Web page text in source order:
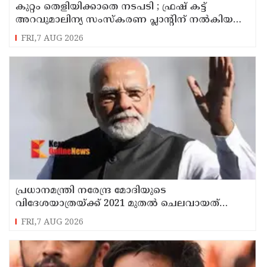
കുറ്റം തെളിയിക്കാതെ നടപടി ; ഫ്രഷ് കട്ട്
അറവുമാലിന്യ സംസ്‌കരണ പ്ലാന്റിന് നല്‍കിയ
സ്റ്റോപ്പ് മെമ്മോയില്‍ ഗുരുതര വീഴ്ചയെന്ന്
ഹൈക്കോടതി
FRI,7 AUG 2026
പ്രധാനമന്ത്രി നരേന്ദ്ര മോദിയുടെ
വിദേശയാത്രയ്ക്ക് 2021 മുതല്‍ ചെലവായത്
558കോടി രൂപ
FRI,7 AUG 2026